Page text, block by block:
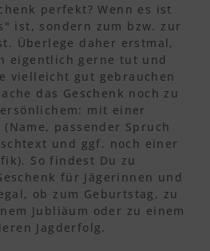
perfekt? Wenn es ist
ist, sondern zum bzw. zur
Überlege daher erstmal,
eigentlich gerne tut und
vielleicht gut gebrauchen
das Geschenk noch zu
mit einer
passender Spruch
und ggf. noch einer
So findest Du zu
für Jägerinnen und
ob zum Geburtstag, zu
Jubliäum oder zu einem
Jagderfolg.